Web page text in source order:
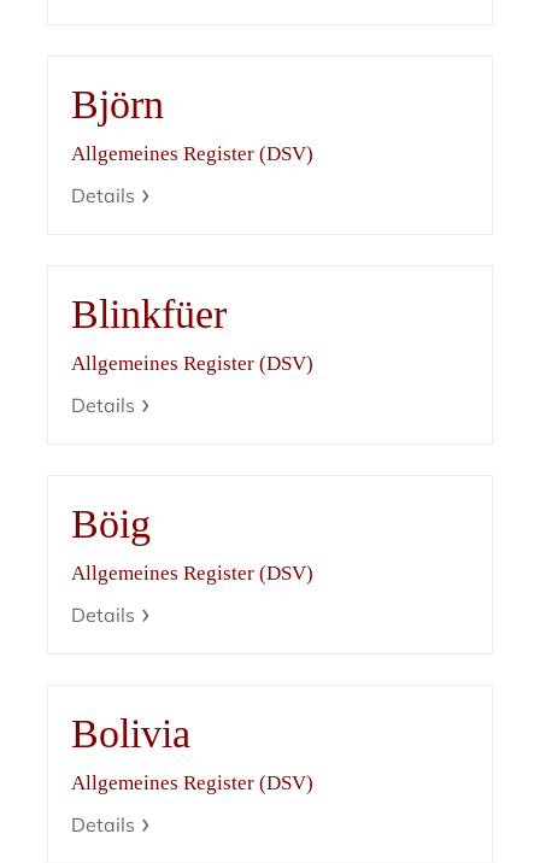
Björn
Allgemeines Register (DSV)
Details
Blinkfüer
Allgemeines Register (DSV)
Details
Böig
Allgemeines Register (DSV)
Details
Bolivia
Allgemeines Register (DSV)
Details